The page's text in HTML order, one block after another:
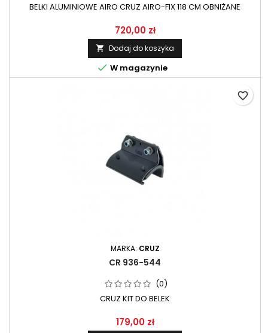
BELKI ALUMINIOWE AIRO CRUZ AIRO-FIX 118 CM OBNIŻANE
720,00 zł
 Dodaj do koszyka
 W magazynie
MARKA: CRUZ
CR 936-544
(0)
CRUZ KIT DO BELEK
179,00 zł
favorite_border